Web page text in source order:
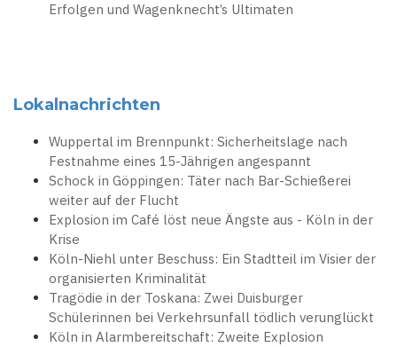
Erfolgen und Wagenknecht’s Ultimaten
Lokalnachrichten
Wuppertal im Brennpunkt: Sicherheitslage nach
Festnahme eines 15-Jährigen angespannt
Schock in Göppingen: Täter nach Bar-Schießerei
weiter auf der Flucht
Explosion im Café löst neue Ängste aus - Köln in der
Krise
Köln-Niehl unter Beschuss: Ein Stadtteil im Visier der
organisierten Kriminalität
Tragödie in der Toskana: Zwei Duisburger
Schülerinnen bei Verkehrsunfall tödlich verunglückt
Köln in Alarmbereitschaft: Zweite Explosion